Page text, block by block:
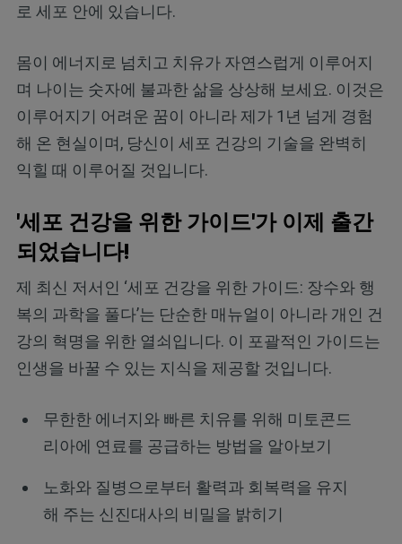
로 세포 안에 있습니다.
몸이 에너지로 넘치고 치유가 자연스럽게 이루어지
며 나이는 숫자에 불과한 삶을 상상해 보세요. 이것은
이루어지기 어려운 꿈이 아니라 제가 1년 넘게 경험
해 온 현실이며, 당신이 세포 건강의 기술을 완벽히
익힐 때 이루어질 것입니다.
'세포 건강을 위한 가이드'가 이제 출간
되었습니다!
제 최신 저서인 ‘세포 건강을 위한 가이드: 장수와 행
복의 과학을 풀다’는 단순한 매뉴얼이 아니라 개인 건
강의 혁명을 위한 열쇠입니다. 이 포괄적인 가이드는
인생을 바꿀 수 있는 지식을 제공할 것입니다.
무한한 에너지와 빠른 치유를 위해 미토콘드
리아에 연료를 공급하는 방법을 알아보기
노화와 질병으로부터 활력과 회복력을 유지
해 주는 신진대사의 비밀을 밝히기